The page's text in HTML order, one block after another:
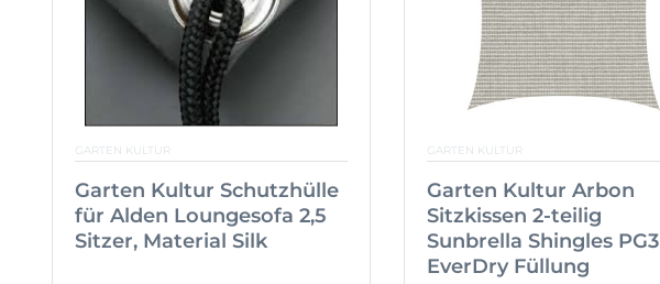
GARTEN KULTUR
Garten Kultur Schutzhülle
für Alden Loungesofa 2,5
Sitzer, Material Silk
GARTEN KULTUR
Garten Kultur Arbon
Sitzkissen 2-teilig
Sunbrella Shingles PG3
EverDry Füllung